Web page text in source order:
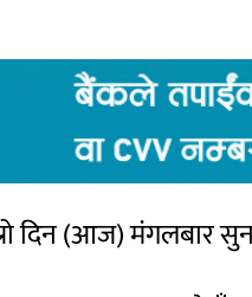
दिन (आज) मंगलबार